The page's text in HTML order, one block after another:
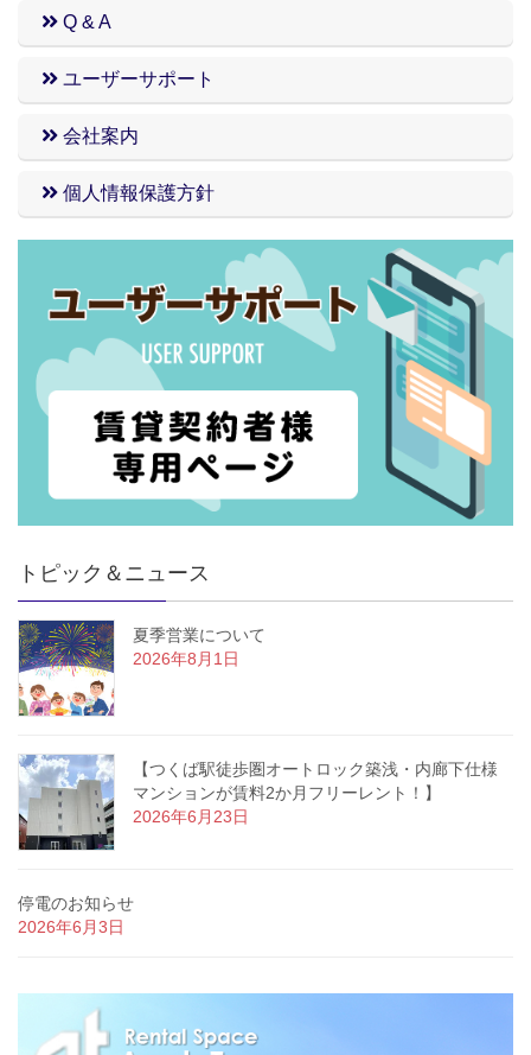
Q & A
ユーザーサポート
会社案内
個人情報保護方針
トピック＆ニュース
夏季営業について
2026年8月1日
【つくば駅徒歩圏オートロック築浅・内廊下仕様
マンションが賃料2か月フリーレント！】
2026年6月23日
停電のお知らせ
2026年6月3日